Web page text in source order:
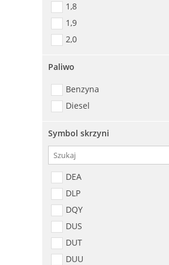
1,8
1,9
2,0
Paliwo
Benzyna
Diesel
Symbol skrzyni
DEA
DLP
DQY
DUS
DUT
DUU